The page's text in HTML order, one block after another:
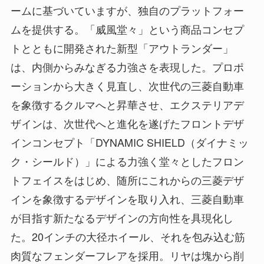
ームに基づいていますが、独自のプラットフォー
ムを提供する。「威風堂々」という商品コンセプ
トとともに開発された新型「アウトランダー」
は、内側からみなぎる力強さを表現した。プロポ
ーションから大きく見直し、次世代の三菱自動車
を象徴するクルマへと昇華させ、エクステリアデ
ザインは、次世代へと進化を遂げたフロントデザ
インコンセプト「DYNAMIC SHIELD（ダイナミッ
ク・シールド）」による力強く堂々としたフロン
トフェイスをはじめ、随所にこれからの三菱デザ
インを象徴するデザインを取り入れ、三菱自動車
が目指す新たなるデザインの方向性を具現化し
た。20インチの大径ホイール、それを包み込む筋
肉質なフェンダーフレアを採用。リヤは塊から削